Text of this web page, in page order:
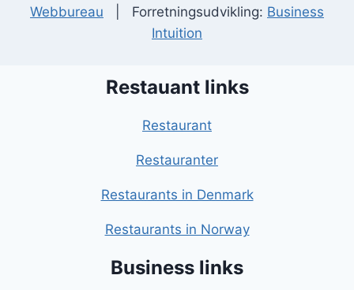
Webbureau | Forretningsudvikling: Business
Intuition
Restauant links
Restaurant
Restauranter
Restaurants in Denmark
Restaurants in Norway
Business links